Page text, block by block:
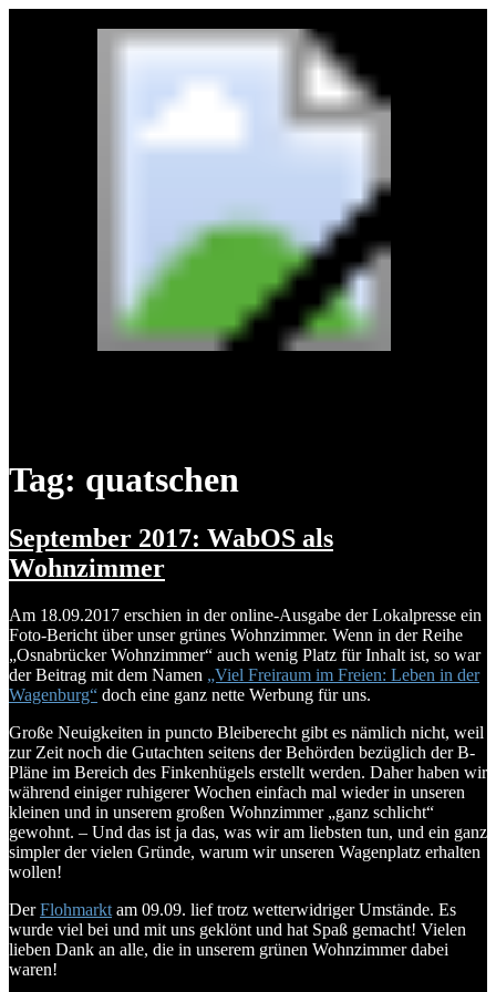
Tag: quatschen
September 2017: WabOS als
Wohnzimmer
Am 18.09.2017 erschien in der online-Ausgabe der Lokalpresse ein
Foto-Bericht über unser grünes Wohnzimmer. Wenn in der Reihe
„Osnabrücker Wohnzimmer“ auch wenig Platz für Inhalt ist, so war
der Beitrag mit dem Namen „Viel Freiraum im Freien: Leben in der
Wagenburg“ doch eine ganz nette Werbung für uns.
Große Neuigkeiten in puncto Bleiberecht gibt es nämlich nicht, weil
zur Zeit noch die Gutachten seitens der Behörden bezüglich der B-
Pläne im Bereich des Finkenhügels erstellt werden. Daher haben wir
während einiger ruhigerer Wochen einfach mal wieder in unseren
kleinen und in unserem großen Wohnzimmer „ganz schlicht“
gewohnt. – Und das ist ja das, was wir am liebsten tun, und ein ganz
simpler der vielen Gründe, warum wir unseren Wagenplatz erhalten
wollen!
DerFlohmarkt am 09.09. lief trotz wetterwidriger Umstände. Es
wurde viel bei und mit uns geklönt und hat Spaß gemacht! Vielen
lieben Dank an alle, die in unserem grünen Wohnzimmer dabei
waren!